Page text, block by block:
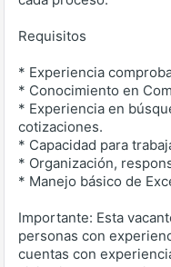
Requisitos
* Experiencia
* Conocimiento en
* Experiencia en
cotizaciones.
* Capacidad para
* Organización,
* Manejo básico de
Importante: Esta
personas con
cuentas con